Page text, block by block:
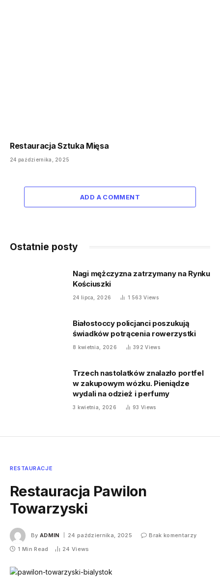
Restauracja Sztuka Mięsa
24 października, 2025
ADD A COMMENT
Ostatnie posty
Nagi mężczyzna zatrzymany na Rynku
Kościuszki
24 lipca, 2026 1 563Views
Białostoccy policjanci poszukują
świadków potrącenia rowerzystki
8 kwietnia, 2026 392Views
Trzech nastolatków znalazło portfel
w zakupowym wózku. Pieniądze
wydali na odzież i perfumy
3 kwietnia, 2026 93Views
RESTAURACJE
Restauracja Pawilon
Towarzyski
By ADMIN 24 października, 2025
Brak komentarzy
1 Min Read
24 Views